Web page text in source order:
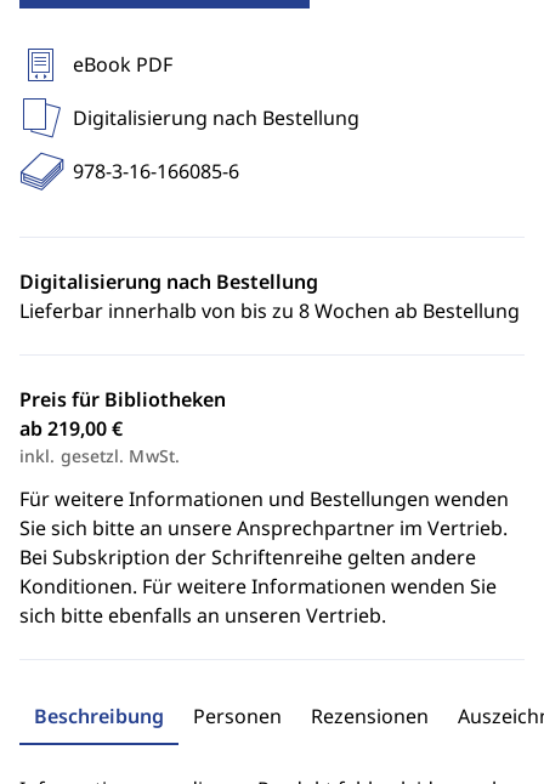
eBook PDF
Digitalisierung nach Bestellung
978-3-16-166085-6
Digitalisierung nach Bestellung
Lieferbar innerhalb von bis zu 8 Wochen ab Bestellung
Preis für Bibliotheken
ab 219,00 €
inkl. gesetzl. MwSt.
Für weitere Informationen und Bestellungen wenden
Sie sich bitte an unsere Ansprechpartner im Vertrieb.
Bei Subskription der Schriftenreihe gelten andere
Konditionen. Für weitere Informationen wenden Sie
sich bitte ebenfalls an unseren Vertrieb.
Beschreibung Personen Rezensionen